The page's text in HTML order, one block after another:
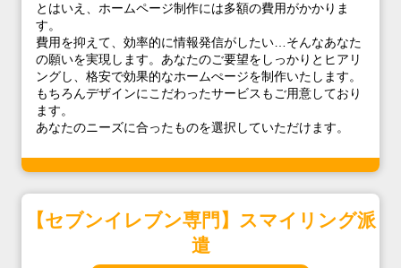
とはいえ、ホームページ制作には多額の費用がかかりま
す。
費用を抑えて、効率的に情報発信がしたい…そんなあなた
の願いを実現します。あなたのご要望をしっかりとヒアリ
ングし、格安で効果的なホームぺージを制作いたします。
もちろんデザインにこだわったサービスもご用意しており
ます。
あなたのニーズに合ったものを選択していただけます。
【セブンイレブン専門】スマイリング派
遣